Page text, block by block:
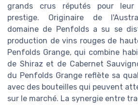
grands crus réputés pour
prestige. Originaire de
domaine de Penfolds a su se
production de vins rouges de
Penfolds Grange, qui combine
de Shiraz et de Cabernet
du Penfolds Grange reflète sa
avec des bouteilles qui peuvent
sur le marché. La synergie entre